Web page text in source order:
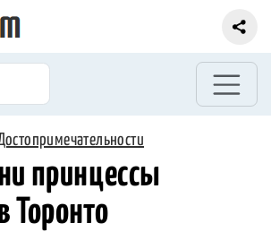
принцессы
Торонто